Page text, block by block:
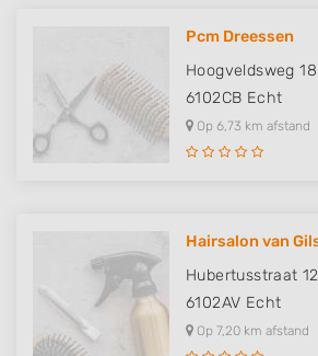
Pcm Dreessen
Hoogveldsweg 18
6102CB Echt
Op 6,73 km afstand
Hairsalon van
Hubertusstraat 12
6102AV Echt
Op 7,20 km afstand